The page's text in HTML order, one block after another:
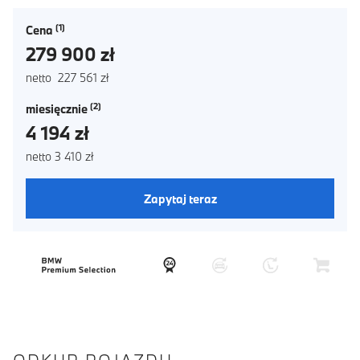
Cena
279 900 zł
netto 227 561 zł
miesięcznie
4 194 zł
netto 3 410 zł
Zapytaj teraz